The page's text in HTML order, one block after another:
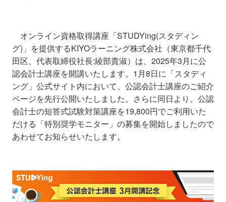
オンライン資格取得講座「STUDYing(スタディン
グ)」を提供するKIYOラーニング株式会社（東京都千代
田区、代表取締役社長:綾部貴淑）は、2025年3月に公
認会計士講座を開講いたします。1月8日に「スタディ
ング」公式サイト内において、公認会計士講座のご紹介
ページを先行公開いたしました。さらに同日より、公認
会計士の短答式試験対策講座を19,800円でご利用いた
だける「特別奨学モニター」の募集を開始しましたので
あわせてお知らせいたします。